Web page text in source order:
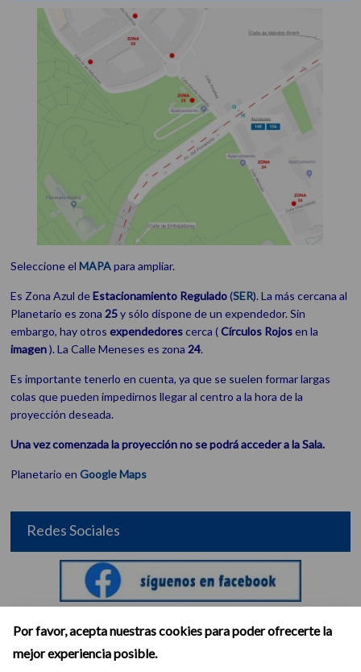
Por favor, acepta nuestras cookies para poder ofrecerte la
mejor experiencia posible.
Seleccione elMAPApara ampliar.
Es Zona Azul deEstacionamiento Regulado(SER). La más cercana al
Planetario es zona25y sólo dispone de un expendedor. Sin
embargo, hay otrosexpendedorescerca (Círculos Rojosen la
imagen). La Calle Meneses es zona24.
Es importante tenerlo en cuenta, ya que se suelen formar largas
colas que pueden impedirnos llegar al centro a la hora de la
proyección deseada.
Una vez comenzada la proyección no se podrá acceder a la Sala.
Planetario enGoogle Maps
Redes Sociales